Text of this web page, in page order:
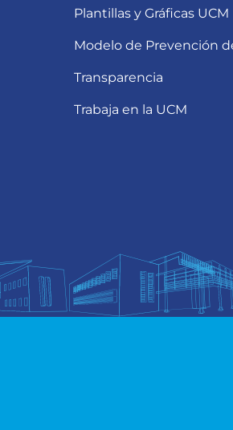
Plantillas y Gráficas UCM
Modelo de Prevención
Transparencia
Trabaja en la UCM